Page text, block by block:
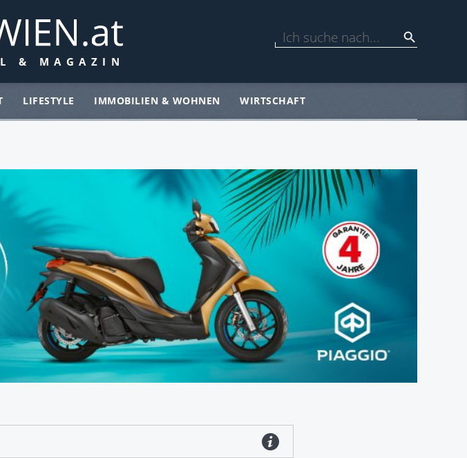
LIFESTYLE IMMOBILIEN & WOHNEN WIRTSCHAFT